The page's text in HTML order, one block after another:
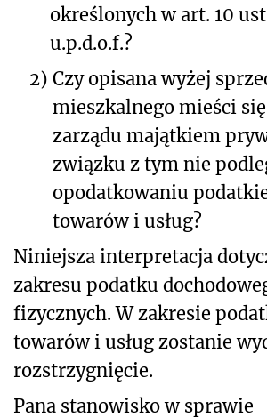
określonych w art. 10
u.p.d.o.f.?
2) Czy opisana wyżej
mieszkalnego mieści
zarządu majątkiem
związku z tym nie
opodatkowaniu
towarów i usług?
Niniejsza interpretacja
zakresu podatku
fizycznych. W zakresie
towarów i usług zostanie
rozstrzygnięcie.
Pana stanowisko w sprawie